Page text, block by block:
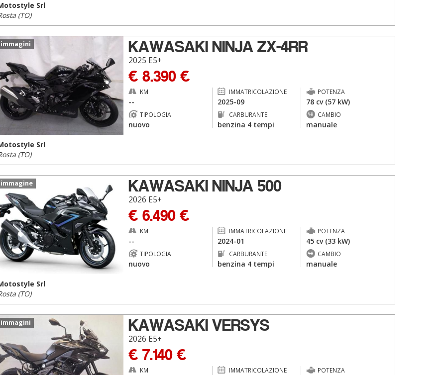
Srl
(TO)
immagini KAWASAKI NINJA ZX-4RR
2025 E5+
€ 8.390 €
KM
--
IMMATRICOLAZIONE
2025-09
POTENZA
78 cv (57 kW)
TIPOLOGIA
nuovo
CARBURANTE
benzina 4 tempi
CAMBIO
manuale
Srl
(TO)
immagine KAWASAKI NINJA 500
2026 E5+
€ 6.490 €
KM
--
IMMATRICOLAZIONE
2024-01
POTENZA
45 cv (33 kW)
TIPOLOGIA
nuovo
CARBURANTE
benzina 4 tempi
CAMBIO
manuale
Srl
(TO)
immagini KAWASAKI VERSYS
2026 E5+
€ 7.140 €
KM IMMATRICOLAZIONE POTENZA